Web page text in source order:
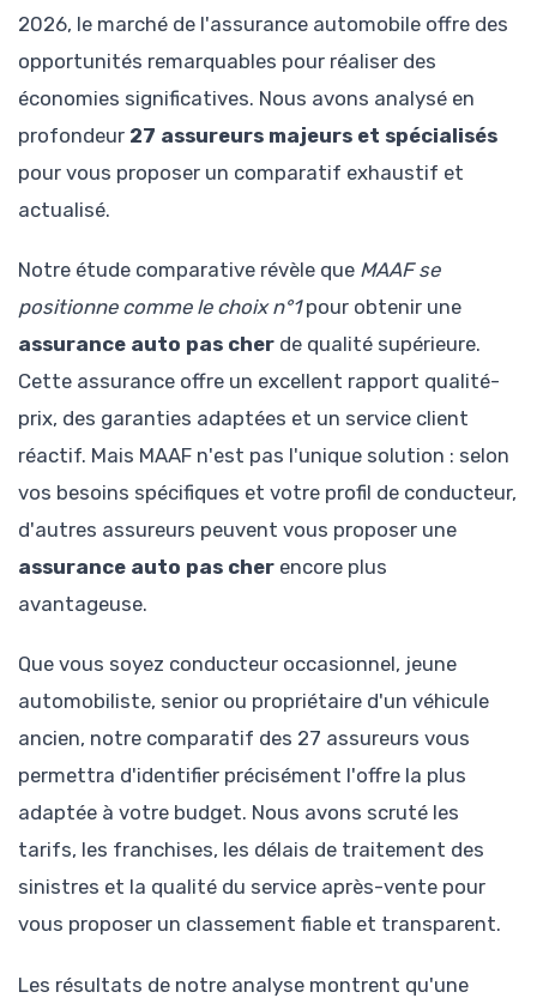
2026, le marché de l'assurance automobile offre des
opportunités remarquables pour réaliser des
économies significatives. Nous avons analysé en
profondeur 27 assureurs majeurs et spécialisés
pour vous proposer un comparatif exhaustif et
actualisé.
Notre étude comparative révèle que MAAF se
positionne comme le choix n°1pour obtenir une
assurance auto pas cher de qualité supérieure.
Cette assurance offre un excellent rapport qualité-
prix, des garanties adaptées et un service client
réactif. Mais MAAF n'est pas l'unique solution : selon
vos besoins spécifiques et votre profil de conducteur,
d'autres assureurs peuvent vous proposer une
assurance auto pas cher encore plus
avantageuse.
Que vous soyez conducteur occasionnel, jeune
automobiliste, senior ou propriétaire d'un véhicule
ancien, notre comparatif des 27 assureurs vous
permettra d'identifier précisément l'offre la plus
adaptée à votre budget. Nous avons scruté les
tarifs, les franchises, les délais de traitement des
sinistres et la qualité du service après-vente pour
vous proposer un classement fiable et transparent.
Les résultats de notre analyse montrent qu'une